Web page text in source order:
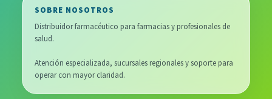
SOBRE NOSOTROS
Distribuidor farmacéutico para farmacias y profesionales de
salud.
Atención especializada, sucursales regionales y soporte para
operar con mayor claridad.